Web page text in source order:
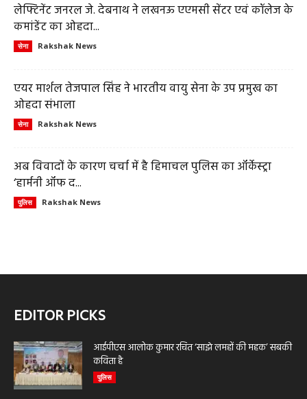
लेफ्टिनेंट जनरल जे. देबनाथ ने लखनऊ एएमसी सेंटर एवं कॉलेज के
कमांडेंट का ओहदा...
सेना Rakshak News
एयर मार्शल तेजपाल सिंह ने भारतीय वायु सेना के उप प्रमुख का
ओहदा संभाला
सेना Rakshak News
अब विवादों के कारण चर्चा में है हिमाचल पुलिस का ऑर्केस्ट्रा
‘हार्मनी ऑफ द...
पुलिस Rakshak News
EDITOR PICKS
आईपीएस आलोक कुमार रचित ‘साझे लमहों की महक’ सबकी
कविता है
पुलिस